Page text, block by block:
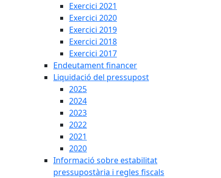
Exercici 2021
Exercici 2020
Exercici 2019
Exercici 2018
Exercici 2017
Endeutament financer
Liquidació del pressupost
2025
2024
2023
2022
2021
2020
Informació sobre estabilitat
pressupostària i regles fiscals